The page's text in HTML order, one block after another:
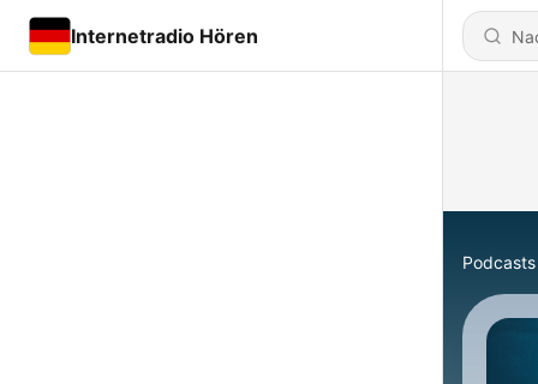
Internetradio Hören
Podcasts